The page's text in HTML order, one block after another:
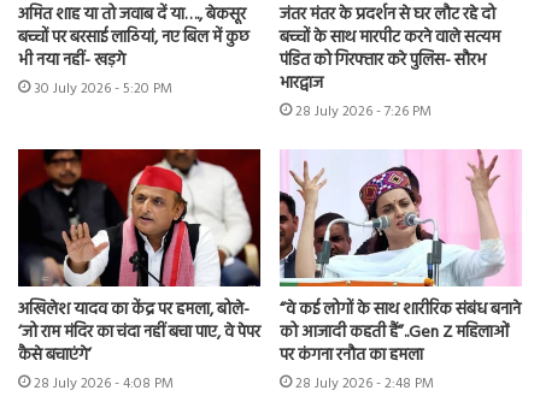
अमित शाह या तो जवाब दें या…., बेकसूर
बच्चों पर बरसाई लाठियां, नए बिल में कुछ
भी नया नहीं- खड़गे
30 July 2026 - 5:20 PM
जंतर मंतर के प्रदर्शन से घर लौट रहे दो
बच्चों के साथ मारपीट करने वाले सत्यम
पंडित को गिरफ्तार करे पुलिस- सौरभ
भारद्वाज
28 July 2026 - 7:26 PM
अखिलेश यादव का केंद्र पर हमला, बोले-
‘जो राम मंदिर का चंदा नहीं बचा पाए, वे पेपर
कैसे बचाएंगे’
28 July 2026 - 4:08 PM
“वे कई लोगों के साथ शारीरिक संबंध बनाने
को आजादी कहती हैं”..Gen Z महिलाओं
पर कंगना रनौत का हमला
28 July 2026 - 2:48 PM